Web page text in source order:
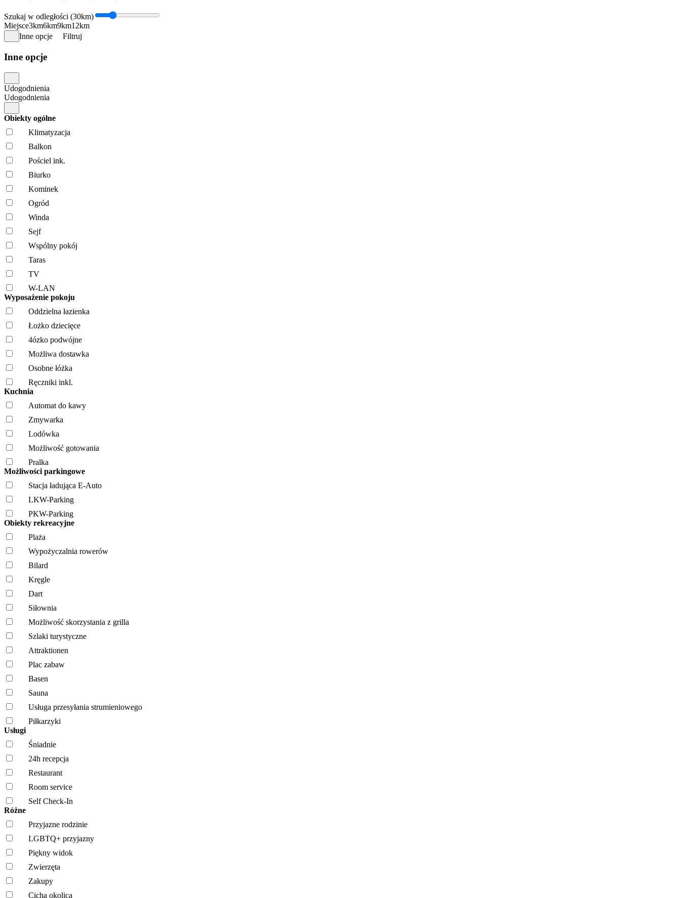
Szukaj w odległości (30km)
Miejsce3km6km9km12km
Inne opcje
Filtruj
Inne opcje
Udogodnienia
Udogodnienia
Obiekty ogólne
Klimatyzacja
Balkon
Pościel ink.
Biurko
Kominek
Ogród
Winda
Sejf
Wspólny pokój
Taras
TV
W-LAN
Wyposażenie pokoju
Oddzielna łazienka
Łożko dziecięce
4ózko podwójne
Możliwa dostawka
Osobne łóżka
Ręczniki inkl.
Kuchnia
Automat do kawy
Zmywarka
Lodówka
Możliwość gotowania
Pralka
Możliwości parkingowe
Stacja ładująca E-Auto
LKW-Parking
PKW-Parking
Obiekty rekreacyjne
Plaża
Wypożyczalnia rowerów
Bilard
Kręgle
Dart
Siłownia
Możliwość skorzystania z grilla
Szlaki turystyczne
Attraktionen
Plac zabaw
Basen
Sauna
Usługa przesyłania strumieniowego
Piłkarzyki
Usługi
Śniadnie
24h recepcja
Restaurant
Room service
Self Check-In
Różne
Przyjazne rodzinie
LGBTQ+ przyjazny
Piękny widok
Zwierzęta
Zakupy
Cicha okolica